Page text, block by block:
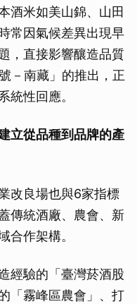
酒米如美山錦、山田
常因氣候差異出現早
，直接影響釀造品質
－南藏」的推出，正
統性回應。
立從品種到品牌的產
改良場也與6家指標
傳統酒廠、農會、新
合作架構。
經驗的「臺灣菸酒股
「霧峰區農會」、打